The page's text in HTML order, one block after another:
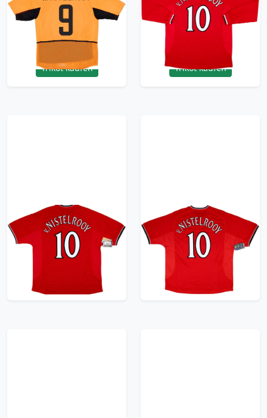
Player Issue Home
Shirt V.Nistelrooy #9 -
8/10 - (M)
359.99£ · ca. €425
Trikot kaufen
United Home L/S Shirt
V.Nistelrooy #10 -
8/10 - (XXL)
359.99£ · ca. €425
Trikot kaufen
2000-02 Manchester
United Home Shirt
V.Nistelrooy #10 (XXL)
359.99£ · ca. €425
2000-02 Manchester
United Home Shirt
V.Nistelrooy #10 (XXL)
359.99£ · ca. €425